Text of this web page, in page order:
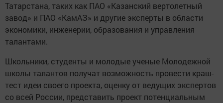
Татарстана, таких как ПАО «Казанский вертолетный
завод» и ПАО «КамАЗ» и другие эксперты в области
экономики, инженерии, образования и управления
талантами.
Школьники, студенты и молодые ученые Молодежной
школы талантов получат возможность провести краш-
тест идеи своего проекта, оценку от ведущих экспертов
со всей России, представить проект потенциальным